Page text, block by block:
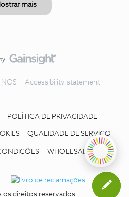
mais
Accessibility statement
POLÍTICA DE PRIVACIDADE
QUALIDADE DE SERVIÇO
WHOLESALE
os direitos reservados